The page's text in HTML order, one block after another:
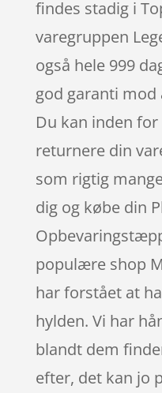
findes stadig i
varegruppen
også hele 999
god garanti
Du kan inden
returnere din
som rigtig
dig og købe din
populære shop
har forstået at
hylden. Vi har
blandt dem
efter, det kan jo